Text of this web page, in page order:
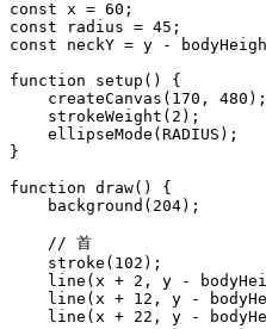
const x = 60;
const radius = 45;
const neckY = y -
function setup() {
    createCanvas(170, 480);
    strokeWeight(2);
    ellipseMode(RADIUS);
}
function draw() {
    background(204);
    // 首
    stroke(102);
line(x + 2, y -
line(x + 12, y -
line(x + 22, y -